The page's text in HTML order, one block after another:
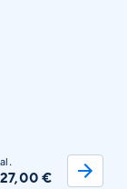
al.
27,00 €